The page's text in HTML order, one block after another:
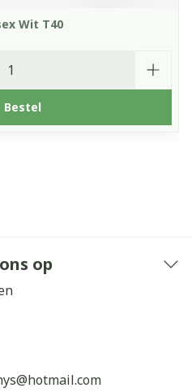
Wit T40
Bestel
op
hotmail.com